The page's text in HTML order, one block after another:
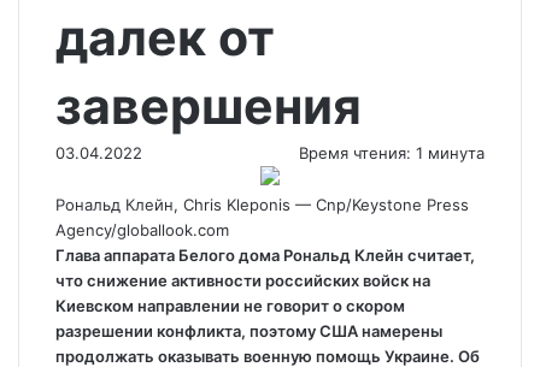
далек от
завершения
03.04.2022 Время чтения: 1 минута
Рональд Клейн, Chris Kleponis — Cnp/Keystone Press
Agency/globallook.com
Глава аппарата Белого дома Рональд Клейн считает,
что снижение активности российских войск на
Киевском направлении не говорит о скором
разрешении конфликта, поэтому США намерены
продолжать оказывать военную помощь Украине. Об